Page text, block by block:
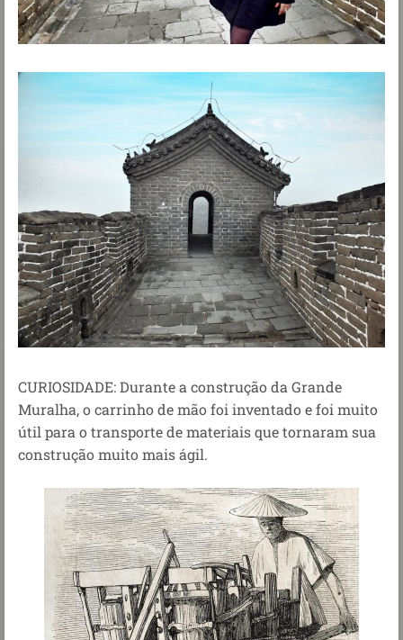
CURIOSIDADE: Durante a construção da Grande
Muralha, o carrinho de mão foi inventado e foi muito
útil para o transporte de materiais que tornaram sua
construção muito mais ágil.